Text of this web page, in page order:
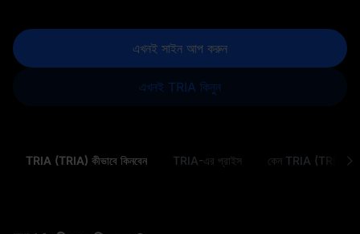
এখনই সাইন আপ করুন
এখনই TRIA কিনুন
TRIA (TRIA) কীভাবে কিনবেন TRIA-এর প্রাইস কেন TRIA (TRIA)